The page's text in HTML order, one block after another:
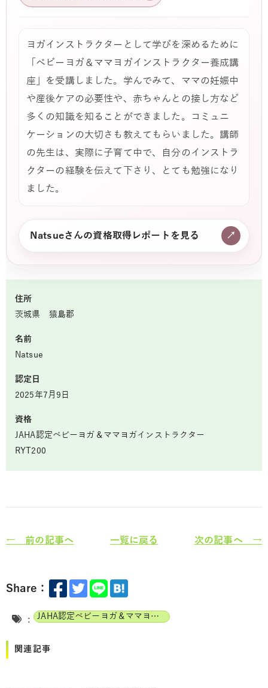
ヨガインストラクターとして学びを深めるために
「ベビーヨガ＆ママヨガインストラクター養成講
座」を受講しました。学んでみて、ママの妊娠中
や産後ケアの必要性や、赤ちゃんとの接し方など
多くの知識を知ることができました。コミュニ
ケーションの大切さも教えてもらいました。講師
の先生は、実際に子育て中で、自分のインストラ
クターの経験を伝えて下さり、とても勉強になり
ました。
Natsueさんの資格取得レポートを見る ↗
住所
茨城県 猿島郡
名前
Natsue
認定日
2025年7月9日
資格
JAHA認定ベビーヨガ＆ママヨガインストラクター
RYT200
← 前の記事へ 一覧に戻る 次の記事へ →
Share：
: JAHA認定ベビーヨガ＆ママヨガインストラクター
関連記事